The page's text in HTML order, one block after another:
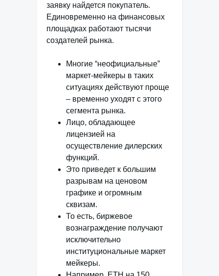
заявку найдется покупатель.
Единовременно на финансовых
площадках работают тысячи
создателей рынка.
Многие “неофициальные”
маркет-мейкеры в таких
ситуациях действуют проще
– временно уходят с этого
сегмента рынка.
Лицо, обладающее
лицензией на
осуществление дилерских
функций.
Это приведет к большим
разрывам на ценовом
графике и огромным
сквизам.
То есть, биржевое
вознаграждение получают
исключительно
институциональные маркет
мейкеры.